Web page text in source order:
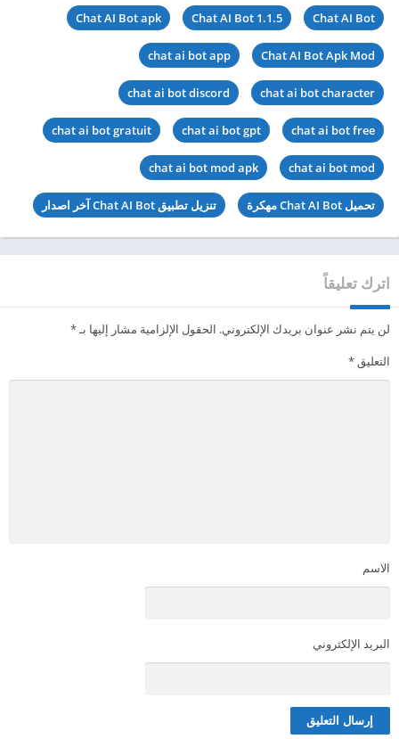
Chat AI Bot
Chat AI Bot 1.1.5
Chat AI Bot apk
Chat AI Bot Apk Mod
chat ai bot app
chat ai bot character
chat ai bot discord
chat ai bot free
chat ai bot gpt
chat ai bot gratuit
chat ai bot mod
chat ai bot mod apk
تحميل Chat AI Bot مهكرة تنزيل تطبيق Chat AI Bot آخر اصدار
اترك تعليقاً
لن يتم نشر عنوان بريدك الإلكتروني. الحقول الإلزامية مشار إليها بـ*
التعليق*
الاسم
البريد الإلكتروني